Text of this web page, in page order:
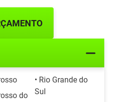
do
• Rio Grande do
Sul